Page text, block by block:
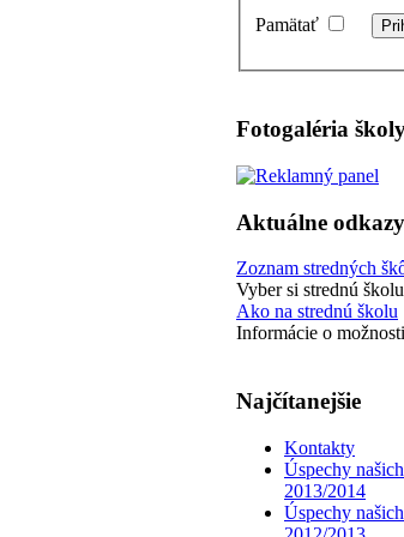
Pamätať
Fotogaléria
Aktuálne odkazy
Zoznam stredných
Vyber si strednú školu
Ako na strednú školu
Informácie o
Najčítanejšie
Kontakty
Úspechy
2013/2014
Úspechy